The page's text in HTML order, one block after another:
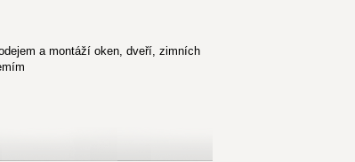
a montáží oken, dveří, zimních